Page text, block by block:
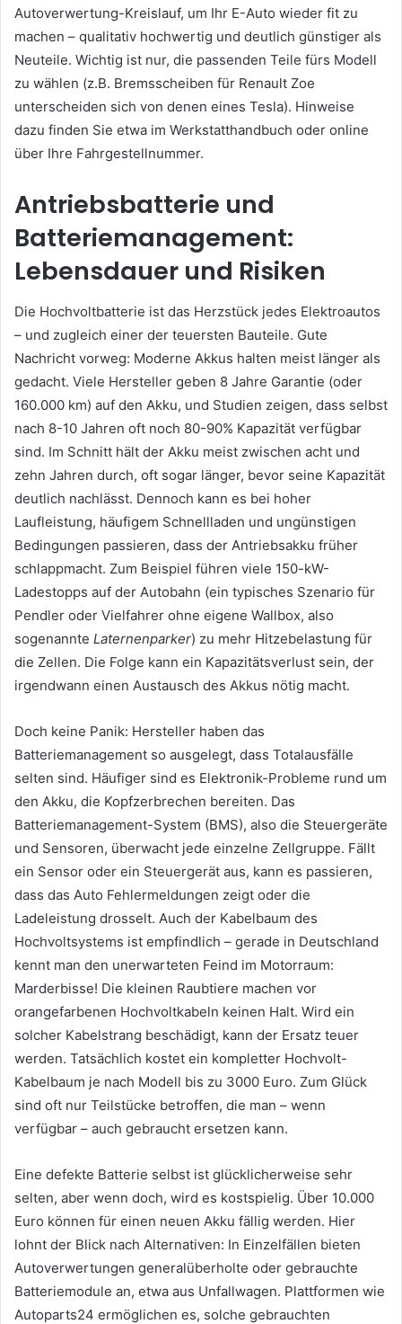
Autoverwertung-Kreislauf, um Ihr E-Auto wieder fit zu
machen – qualitativ hochwertig und deutlich günstiger als
Neuteile. Wichtig ist nur, die passenden Teile fürs Modell
zu wählen (z.B. Bremsscheiben für Renault Zoe
unterscheiden sich von denen eines Tesla). Hinweise
dazu finden Sie etwa im Werkstatthandbuch oder online
über Ihre Fahrgestellnummer.
Antriebsbatterie und
Batteriemanagement:
Lebensdauer und Risiken
Die Hochvoltbatterie ist das Herzstück jedes Elektroautos
– und zugleich einer der teuersten Bauteile. Gute
Nachricht vorweg: Moderne Akkus halten meist länger als
gedacht. Viele Hersteller geben 8 Jahre Garantie (oder
160.000 km) auf den Akku, und Studien zeigen, dass selbst
nach 8-10 Jahren oft noch 80-90% Kapazität verfügbar
sind. Im Schnitt hält der Akku meist zwischen acht und
zehn Jahren durch, oft sogar länger, bevor seine Kapazität
deutlich nachlässt. Dennoch kann es bei hoher
Laufleistung, häufigem Schnellladen und ungünstigen
Bedingungen passieren, dass der Antriebsakku früher
schlappmacht. Zum Beispiel führen viele 150-kW-
Ladestopps auf der Autobahn (ein typisches Szenario für
Pendler oder Vielfahrer ohne eigene Wallbox, also
sogenannte Laternenparker) zu mehr Hitzebelastung für
die Zellen. Die Folge kann ein Kapazitätsverlust sein, der
irgendwann einen Austausch des Akkus nötig macht.
Doch keine Panik: Hersteller haben das
Batteriemanagement so ausgelegt, dass Totalausfälle
selten sind. Häufiger sind es Elektronik-Probleme rund um
den Akku, die Kopfzerbrechen bereiten. Das
Batteriemanagement-System (BMS), also die Steuergeräte
und Sensoren, überwacht jede einzelne Zellgruppe. Fällt
ein Sensor oder ein Steuergerät aus, kann es passieren,
dass das Auto Fehlermeldungen zeigt oder die
Ladeleistung drosselt. Auch der Kabelbaum des
Hochvoltsystems ist empfindlich – gerade in Deutschland
kennt man den unerwarteten Feind im Motorraum:
Marderbisse! Die kleinen Raubtiere machen vor
orangefarbenen Hochvoltkabeln keinen Halt. Wird ein
solcher Kabelstrang beschädigt, kann der Ersatz teuer
werden. Tatsächlich kostet ein kompletter Hochvolt-
Kabelbaum je nach Modell bis zu 3000 Euro. Zum Glück
sind oft nur Teilstücke betroffen, die man – wenn
verfügbar – auch gebraucht ersetzen kann.
Eine defekte Batterie selbst ist glücklicherweise sehr
selten, aber wenn doch, wird es kostspielig. Über 10.000
Euro können für einen neuen Akku fällig werden. Hier
lohnt der Blick nach Alternativen: In Einzelfällen bieten
Autoverwertungen generalüberholte oder gebrauchte
Batteriemodule an, etwa aus Unfallwagen. Plattformen wie
Autoparts24 ermöglichen es, solche gebrauchten